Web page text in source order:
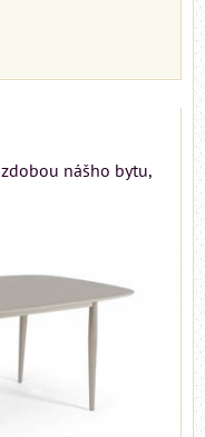
nášho bytu,